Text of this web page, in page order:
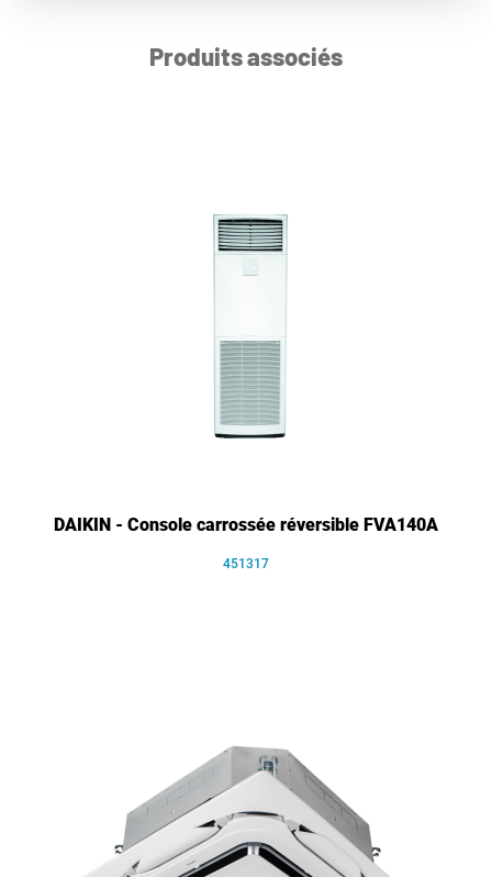
Produits associés
DAIKIN - Console carrossée réversible FVA140A
451317